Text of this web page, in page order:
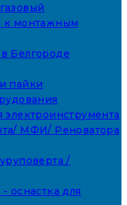
к монтажным
Белгороде
пайки
МФИ/ Реноватора
/
оснастка для